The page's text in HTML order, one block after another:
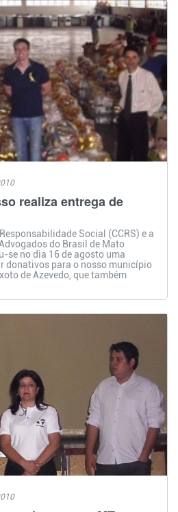
realiza entrega de
Social (CCRS) e a
do Brasil de Mato
se no dia 16 de agosto uma
donativos para o nosso município
de Azevedo, que também